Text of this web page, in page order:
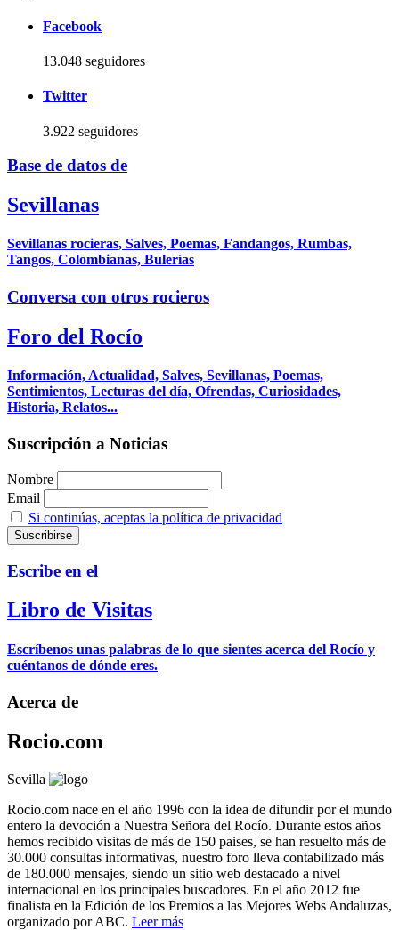
Facebook
13.048 seguidores
Twitter
3.922 seguidores
Base de datos de
Sevillanas
Sevillanas rocieras, Salves, Poemas, Fandangos, Rumbas,
Tangos, Colombianas, Bulerías
Conversa con otros rocieros
Foro del Rocío
Información, Actualidad, Salves, Sevillanas, Poemas,
Sentimientos, Lecturas del día, Ofrendas, Curiosidades,
Historia, Relatos...
Suscripción a Noticias
Nombre
Email
Si continúas, aceptas la política de privacidad
Escribe en el
Libro de Visitas
Escríbenos unas palabras de lo que sientes acerca del Rocío y
cuéntanos de dónde eres.
Acerca de
Rocio.com
Sevilla
Rocio.com nace en el año 1996 con la idea de difundir por el mundo
entero la devoción a Nuestra Señora del Rocío. Durante estos años
hemos recibido visitas de más de 150 paises, se han resuelto más de
30.000 consultas informativas, nuestro foro lleva contabilizado más
de 180.000 mensajes, siendo un sitio web destacado a nivel
internacional en los principales buscadores. En el año 2012 fue
finalista en la Edición de los Premios a las Mejores Webs Andaluzas,
organizado por ABC. Leer más